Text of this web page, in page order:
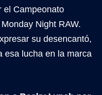
el Campeonato
Night RAW.
su desencantó,
esa lucha en la marca